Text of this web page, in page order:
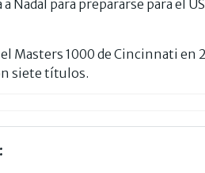
Nadal para prepararse para el
Masters 1000 de Cincinnati en
siete títulos.